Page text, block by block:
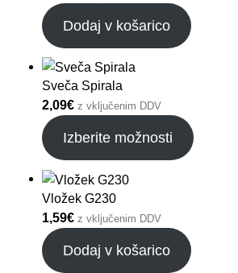
Dodaj v košarico
Sveča Spirala
2,09€ z vključenim DDV
Izberite možnosti
Vložek G230
1,59€ z vključenim DDV
Dodaj v košarico